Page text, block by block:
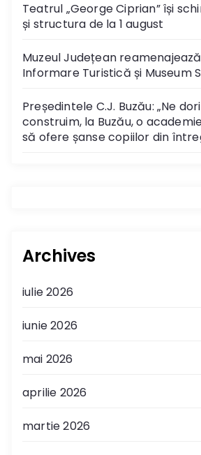
Teatrul „George Ciprian” își
și structura de la 1 august
Muzeul Județean
Informare Turistică și Museum
Președintele C.J. Buzău: „Ne
construim, la Buzău, o
să ofere șanse copiilor din
Archives
iulie 2026
iunie 2026
mai 2026
aprilie 2026
martie 2026